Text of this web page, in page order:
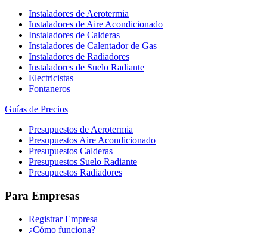
Instaladores de Aerotermia
Instaladores de Aire Acondicionado
Instaladores de Calderas
Instaladores de Calentador de Gas
Instaladores de Radiadores
Instaladores de Suelo Radiante
Electricistas
Fontaneros
Guías de Precios
Presupuestos de Aerotermia
Presupuestos Aire Acondicionado
Presupuestos Calderas
Presupuestos Suelo Radiante
Presupuestos Radiadores
Para Empresas
Registrar Empresa
¿Cómo funciona?